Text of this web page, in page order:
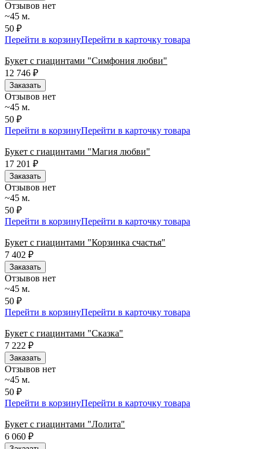
Отзывов нет
~45 м.
50 ₽
Перейти в корзинуПерейти в карточку товара
Букет с гиацинтами "Симфония любви"
12 746 ₽
Заказать
Отзывов нет
~45 м.
50 ₽
Перейти в корзинуПерейти в карточку товара
Букет с гиацинтами "Магия любви"
17 201
₽
Заказать
Отзывов нет
~45 м.
50 ₽
Перейти в корзинуПерейти в карточку товара
Букет с гиацинтами "Корзинка счастья"
7 402 ₽
Заказать
Отзывов нет
~45 м.
50 ₽
Перейти в корзинуПерейти в карточку товара
Букет с гиацинтами "Сказка"
7 222 ₽
Заказать
Отзывов нет
~45 м.
50 ₽
Перейти в корзинуПерейти в карточку товара
Букет с гиацинтами "Лолита"
6 060 ₽